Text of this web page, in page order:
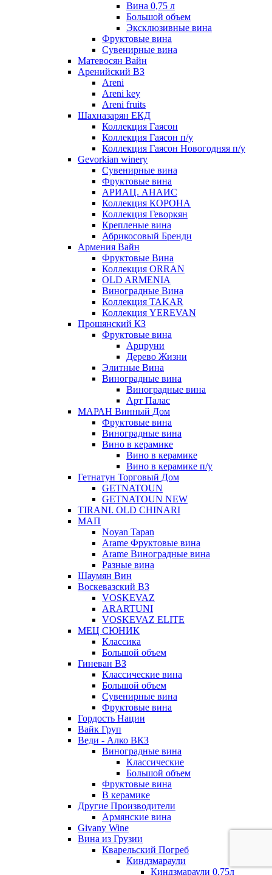
Вина 0,75 л
Большой объем
Эксклюзивные вина
Фруктовые вина
Cувенирные вина
Матевосян Вайн
Аренийский ВЗ
Areni
Areni key
Areni fruits
Шахназарян ЕКД
Коллекция Гаясон
Коллекция Гаясон п/у
Коллекция Гаясон Новогодняя п/у
Gevorkian winery
Сувенирные вина
Фруктовые вина
АРИАЦ. АНАИС
Коллекция КОРОНА
Коллекция Геворкян
Крепленые вина
Абрикосовый Бренди
Армения Вайн
Фруктовые Вина
Коллекция ORRAN
OLD ARMENIA
Виноградные Вина
Коллекция TAKAR
Коллекция YEREVAN
Прошянский КЗ
Фруктовые вина
Арцруни
Дерево Жизни
Элитные Вина
Виноградные вина
Виноградные вина
Арт Палас
МАРАН Винный Дом
Фруктовые вина
Виноградные вина
Вино в керамике
Вино в керамике
Вино в керамике п/у
Гетнатун Торговый Дом
GETNATOUN
GETNATOUN NEW
TIRANI. OLD CHINARI
МАП
Noyan Tapan
Arame Фруктовые вина
Arame Виноградные вина
Разные вина
Шаумян Вин
Воскевазский ВЗ
VOSKEVAZ
ARARTUNI
VOSKEVAZ ELITE
МЕЦ СЮНИК
Классика
Большой объем
Гиневан ВЗ
Классические вина
Большой объем
Сувенирные вина
Фруктовые вина
Гордость Нации
Вайк Груп
Веди - Алко ВКЗ
Виноградные вина
Классические
Большой объем
Фруктовые вина
В керамике
Другие Производители
Армянские вина
Givany Wine
Вина из Грузии
Кварельский Погреб
Киндзмараули
Киндзмараули 0,75л